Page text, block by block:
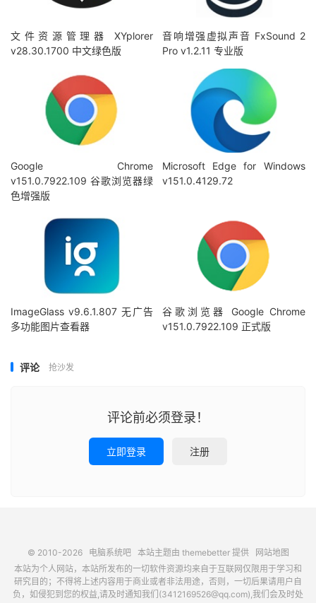
文件资源管理器 XYplorer
v28.30.1700 中文绿色版
音响增强虚拟声音 FxSound 2
Pro v1.2.11 专业版
Google Chrome
v151.0.7922.109 谷歌浏览器绿
色增强版
Microsoft Edge for Windows
v151.0.4129.72
ImageGlass v9.6.1.807 无广告
多功能图片查看器
谷歌浏览器 Google Chrome
v151.0.7922.109 正式版
评论 抢沙发
评论前必须登录！
立即登录 注册
© 2010-2026 电脑系统吧本站主题由 themebetter提供 网站地图
本站为个人网站，本站所发布的一切软件资源均来自于互联网仅限用于学习和
研究目的；不得将上述内容用于商业或者非法用途，否则，一切后果请用户自
负，如侵犯到您的权益,请及时通知我们(3412169526@qq.com),我们会及时处